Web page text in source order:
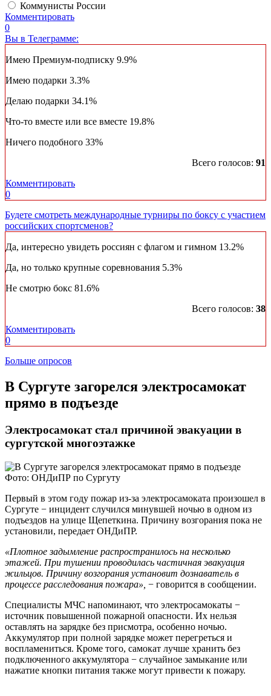
Коммунисты России
Комментировать
0
Вы в Телеграмме:
Имею Премиум-подписку 9.9%
Имею подарки 3.3%
Делаю подарки 34.1%
Что-то вместе или все вместе 19.8%
Ничего подобного 33%
Всего голосов: 91
Комментировать
0
Будете смотреть международные турниры по боксу с участием
российских спортсменов?
Да, интересно увидеть россиян с флагом и гимном 13.2%
Да, но только крупные соревнования 5.3%
Не смотрю бокс 81.6%
Всего голосов: 38
Комментировать
0
Больше опросов
​В Сургуте загорелся электросамокат
прямо в подъезде
Электросамокат стал причиной эвакуации в
сургутской многоэтажке
Фото: ОНДиПР по Сургуту
Первый в этом году пожар из-за электросамоката произошел в
Сургуте − инцидент случился минувшей ночью в одном из
подъездов на улице Щепеткина. Причину возгорания пока не
установили, передает ОНДиПР.
«Плотное задымление распространилось на несколько
этажей. При тушении проводилась частичная эвакуация
жильцов. Причину возгорания установит дознаватель в
процессе расследования пожара», − говорится в сообщении.
Специалисты МЧС напоминают, что электросамокаты −
источник повышенной пожарной опасности. Их нельзя
оставлять на зарядке без присмотра, особенно ночью.
Аккумулятор при полной зарядке может перегреться и
воспламениться. Кроме того, самокат лучше хранить без
подключенного аккумулятора − случайное замыкание или
нажатие кнопки питания также могут привести к пожару.